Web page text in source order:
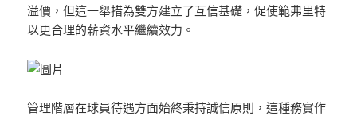
溢價，但這一舉措為雙方建立了互信基礎，促使範弗里特
以更合理的薪資水平繼續效力。
管理階層在球員待遇方面始終秉持誠信原則，這種務實作